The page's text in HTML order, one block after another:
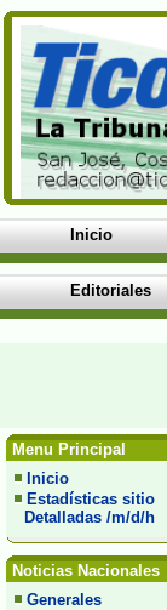
Inicio
Editoriales
Menu Principal
Inicio
Estadísticas sitio
Detalladas /m/d/h
Noticias Nacionales
Generales